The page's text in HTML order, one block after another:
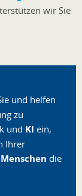
wir Sie
und helfen
zu
und KI ein,
Ihrer
die